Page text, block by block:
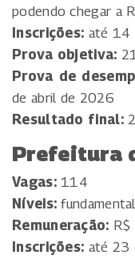
podendo chegar a
Inscrições: até 14
Prova objetiva:
Prova de
de abril de 2026
Resultado final:
Prefeitura
Vagas:114
Níveis:
Remuneração:
Inscrições: até 23